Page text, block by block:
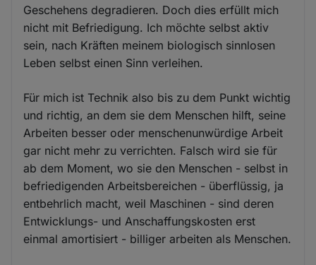
Geschehens degradieren. Doch dies erfüllt mich
nicht mit Befriedigung. Ich möchte selbst aktiv
sein, nach Kräften meinem biologisch sinnlosen
Leben selbst einen Sinn verleihen.
Für mich ist Technik also bis zu dem Punkt wichtig
und richtig, an dem sie dem Menschen hilft, seine
Arbeiten besser oder menschenunwürdige Arbeit
gar nicht mehr zu verrichten. Falsch wird sie für
ab dem Moment, wo sie den Menschen - selbst in
befriedigenden Arbeitsbereichen - überflüssig, ja
entbehrlich macht, weil Maschinen - sind deren
Entwicklungs- und Anschaffungskosten erst
einmal amortisiert - billiger arbeiten als Menschen.